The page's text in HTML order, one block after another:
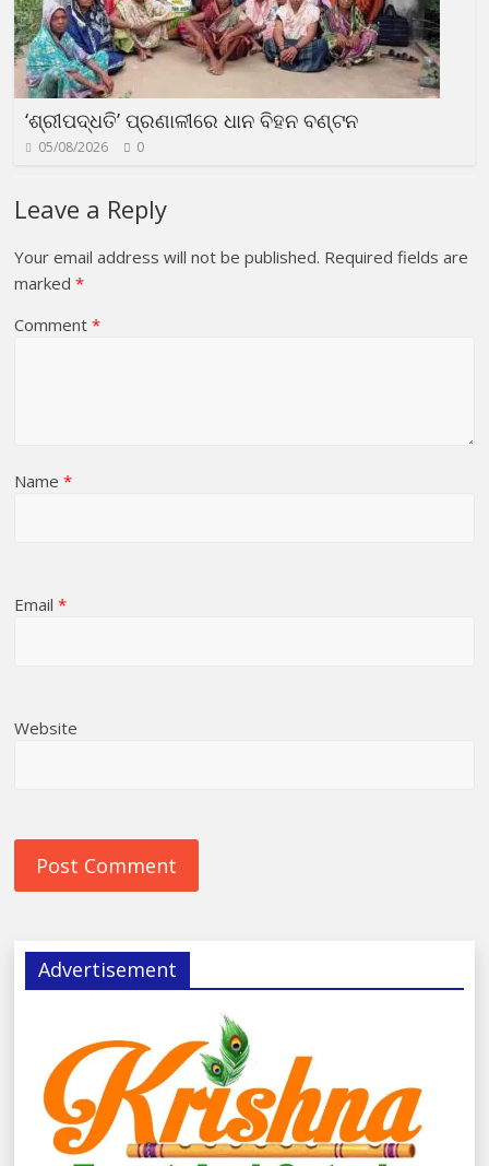
‘ଶ୍ରୀପଦ୍ଧତି’ ପ୍ରଣାଳୀରେ ଧାନ ବିହନ ବଣ୍ଟନ
05/08/2026 0
Leave a Reply
Your email address will not be published. Required fields are
marked*
Comment*
Name*
Email*
Website
Advertisement